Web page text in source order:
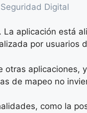
Digital
La aplicación está
por usuarios
aplicaciones,
de mapeo no
como la